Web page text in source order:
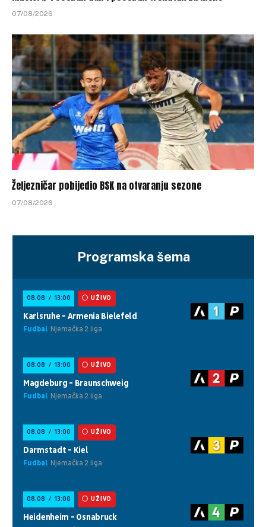
07/08/2026
Željezničar pobijedio BSK na otvaranju sezone
07/08/2026
Programska šema